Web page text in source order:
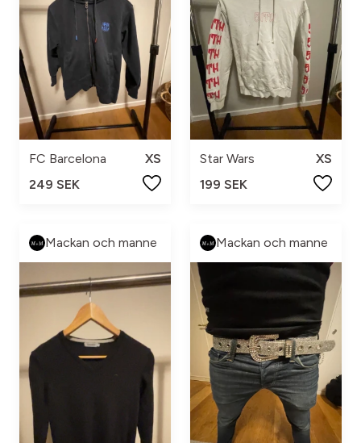
FC Barcelona
XS
249 SEK
Star Wars
XS
199 SEK
Mackan och manne Mackan och manne